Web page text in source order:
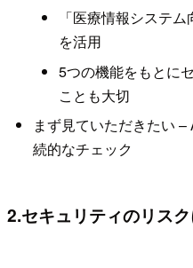
「医療情報システ
を活用
5つの機能をもとに
ことも大切
まず見ていただきたい
続的なチェック
2.セキュリティのリス